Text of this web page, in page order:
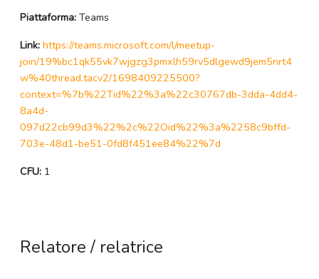
Piattaforma: Teams
Link: https://teams.microsoft.com/l/meetup-
join/19%bc1qk55vk7wjgzg3pmxlh59rv5dlgewd9jem5nrt4
w%40thread.tacv2/1698409225500?
context=%7b%22Tid%22%3a%22c30767db-3dda-4dd4-
8a4d-
097d22cb99d3%22%2c%22Oid%22%3a%2258c9bffd-
703e-48d1-be51-0fd8f451ee84%22%7d
CFU: 1
Relatore / relatrice